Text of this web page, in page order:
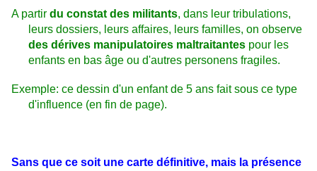
A partir du constat des militants, dans leur tribulations,
leurs dossiers, leurs affaires, leurs familles, on observe
des dérives manipulatoires maltraitantes pour les
enfants en bas âge ou d'autres personens fragiles.
Exemple: ce dessin d'un enfant de 5 ans fait sous ce type
d'influence (en fin de page).
Sans que ce soit une carte définitive, mais la présence